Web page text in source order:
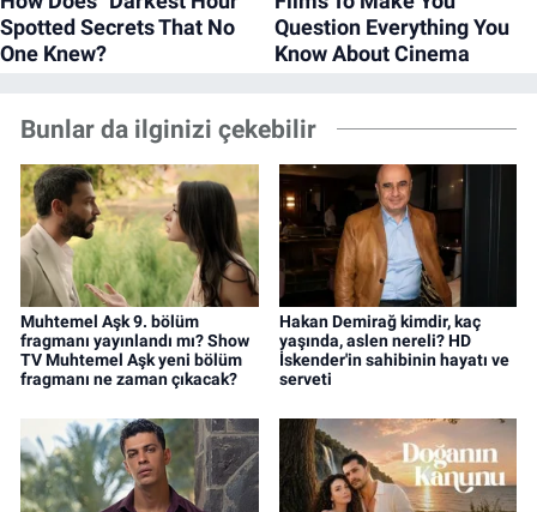
Bunlar da ilginizi çekebilir
Muhtemel Aşk 9. bölüm
fragmanı yayınlandı mı? Show
TV Muhtemel Aşk yeni bölüm
fragmanı ne zaman çıkacak?
Hakan Demirağ kimdir, kaç
yaşında, aslen nereli? HD
İskender'in sahibinin hayatı ve
serveti